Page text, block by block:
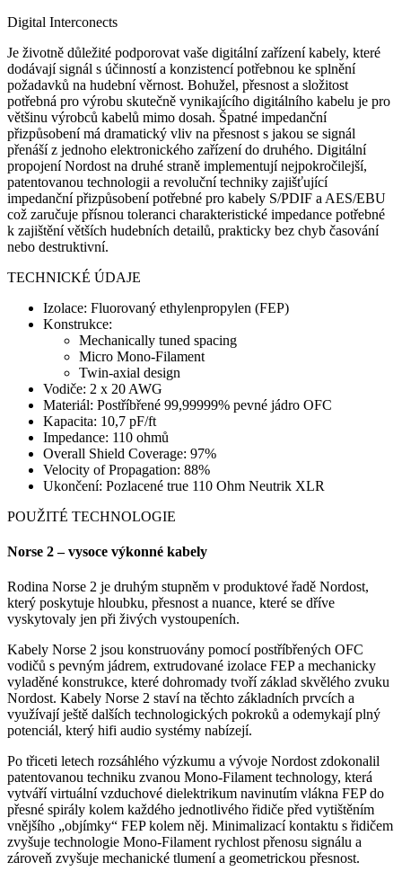
Digital Interconects
Je životně důležité podporovat vaše digitální zařízení kabely, které
dodávají signál s účinností a konzistencí potřebnou ke splnění
požadavků na hudební věrnost. Bohužel, přesnost a složitost
potřebná pro výrobu skutečně vynikajícího digitálního kabelu je pro
většinu výrobců kabelů mimo dosah. Špatné impedanční
přizpůsobení má dramatický vliv na přesnost s jakou se signál
přenáší z jednoho elektronického zařízení do druhého. Digitální
propojení Nordost na druhé straně implementují nejpokročilejší,
patentovanou technologii a revoluční techniky zajišťující
impedanční přizpůsobení potřebné pro kabely S/PDIF a AES/EBU
což zaručuje přísnou toleranci charakteristické impedance potřebné
k zajištění větších hudebních detailů, prakticky bez chyb časování
nebo destruktivní.
TECHNICKÉ ÚDAJE
Izolace: Fluorovaný ethylenpropylen (FEP)
Konstrukce:
Mechanically tuned spacing
Micro Mono-Filament
Twin-axial design
Vodiče: 2 x 20 AWG
Materiál: Postříbřené 99,99999% pevné jádro OFC
Kapacita: 10,7 pF/ft
Impedance: 110 ohmů
Overall Shield Coverage: 97%
Velocity of Propagation: 88%
Ukončení: Pozlacené true 110 Ohm Neutrik XLR
POUŽITÉ TECHNOLOGIE
Norse 2 – vysoce výkonné kabely
Rodina Norse 2 je druhým stupněm v produktové řadě Nordost,
který poskytuje hloubku, přesnost a nuance, které se dříve
vyskytovaly jen při živých vystoupeních.
Kabely Norse 2 jsou konstruovány pomocí postříbřených OFC
vodičů s pevným jádrem, extrudované izolace FEP a mechanicky
vyladěné konstrukce, které dohromady tvoří základ skvělého zvuku
Nordost. Kabely Norse 2 staví na těchto základních prvcích a
využívají ještě dalších technologických pokroků a odemykají plný
potenciál, který hifi audio systémy nabízejí.
Po třiceti letech rozsáhlého výzkumu a vývoje Nordost zdokonalil
patentovanou techniku ​​zvanou Mono-Filament technology, která
vytváří virtuální vzduchové dielektrikum navinutím vlákna FEP do
přesné spirály kolem každého jednotlivého řidiče před vytištěním
vnějšího „objímky“ FEP kolem něj. Minimalizací kontaktu s řidičem
zvyšuje technologie Mono-Filament rychlost přenosu signálu a
zároveň zvyšuje mechanické tlumení a geometrickou přesnost.